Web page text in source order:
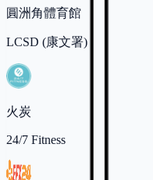
圓洲角體育館
LCSD (康文署)
火炭
24/7 Fitness